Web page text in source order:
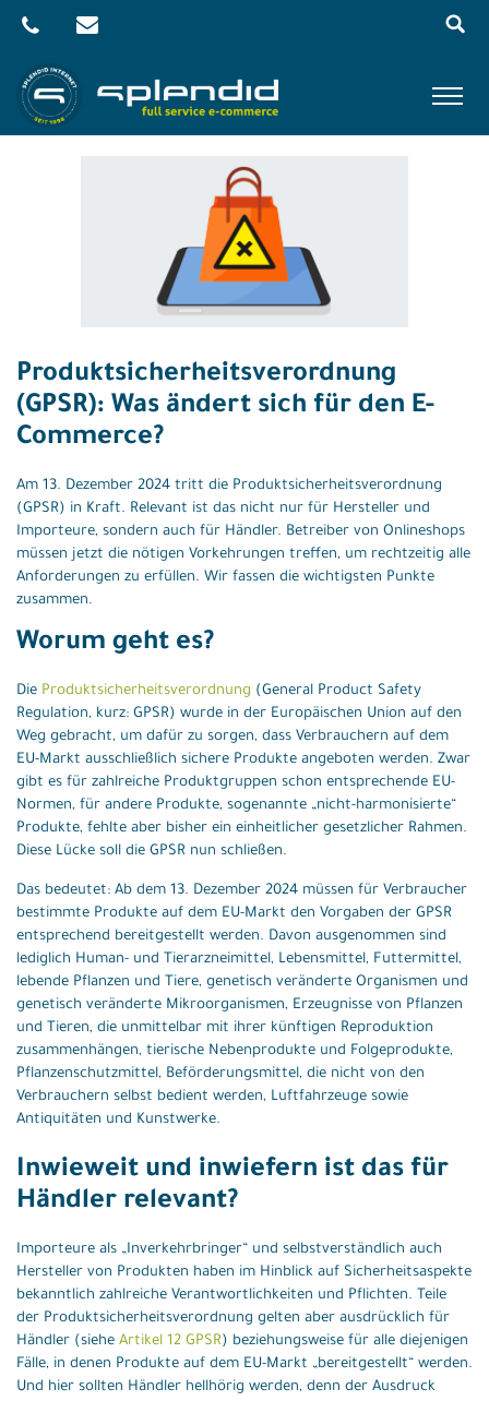
Skip
Menu
Shop
Produktsicherheitsverordnung
(GPSR): Was ändert sich für den E-
Commerce?
Am 13. Dezember 2024 tritt die Produktsicherheitsverordnung
(GPSR) in Kraft. Relevant ist das nicht nur für Hersteller und
Importeure, sondern auch für Händler. Betreiber von Onlineshops
müssen jetzt die nötigen Vorkehrungen treffen, um rechtzeitig alle
Anforderungen zu erfüllen. Wir fassen die wichtigsten Punkte
zusammen.
Worum geht es?
Die Produktsicherheitsverordnung (General Product Safety
Regulation, kurz: GPSR) wurde in der Europäischen Union auf den
Weg gebracht, um dafür zu sorgen, dass Verbrauchern auf dem
EU-Markt ausschließlich sichere Produkte angeboten werden. Zwar
gibt es für zahlreiche Produktgruppen schon entsprechende EU-
Normen, für andere Produkte, sogenannte „nicht-harmonisierte“
Produkte, fehlte aber bisher ein einheitlicher gesetzlicher Rahmen.
Diese Lücke soll die GPSR nun schließen.
Das bedeutet: Ab dem 13. Dezember 2024 müssen für Verbraucher
bestimmte Produkte auf dem EU-Markt den Vorgaben der GPSR
entsprechend bereitgestellt werden. Davon ausgenommen sind
lediglich Human- und Tierarzneimittel, Lebensmittel, Futtermittel,
lebende Pflanzen und Tiere, genetisch veränderte Organismen und
genetisch veränderte Mikroorganismen, Erzeugnisse von Pflanzen
und Tieren, die unmittelbar mit ihrer künftigen Reproduktion
zusammenhängen, tierische Nebenprodukte und Folgeprodukte,
Pflanzenschutzmittel, Beförderungsmittel, die nicht von den
Verbrauchern selbst bedient werden, Luftfahrzeuge sowie
Antiquitäten und Kunstwerke.
Inwieweit und inwiefern ist das für
Händler relevant?
Importeure als „Inverkehrbringer“ und selbstverständlich auch
Hersteller von Produkten haben im Hinblick auf Sicherheitsaspekte
bekanntlich zahlreiche Verantwortlichkeiten und Pflichten. Teile
der Produktsicherheitsverordnung gelten aber ausdrücklich für
Händler (siehe Artikel 12 GPSR) beziehungsweise für alle diejenigen
Fälle, in denen Produkte auf dem EU-Markt „bereitgestellt“ werden.
Und hier sollten Händler hellhörig werden, denn der Ausdruck